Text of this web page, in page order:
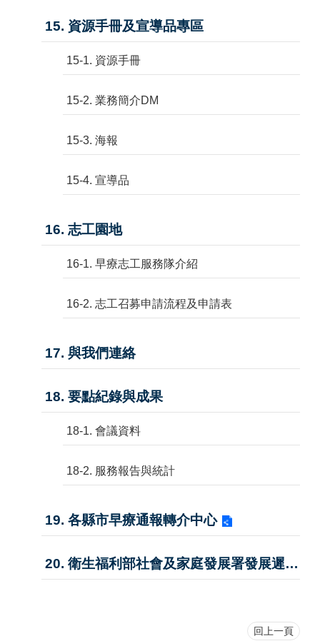
15. 資源手冊及宣導品專區
15-1. 資源手冊
15-2. 業務簡介DM
15-3. 海報
15-4. 宣導品
16. 志工園地
16-1. 早療志工服務隊介紹
16-2. 志工召募申請流程及申請表
17. 與我們連絡
18. 要點紀錄與成果
18-1. 會議資料
18-2. 服務報告與統計
19. 各縣市早療通報轉介中心
20. 衛生福利部社會及家庭發展署發展遲緩兒童通報暨個案管理服務網
回上一頁